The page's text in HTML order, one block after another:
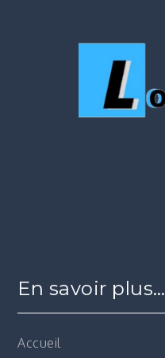
En savoir plus…
Accueil